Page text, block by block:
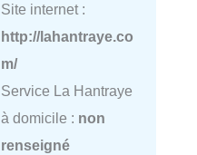
Site internet :
http://lahantraye.co
m/
Service La Hantraye
à domicile : non
renseigné